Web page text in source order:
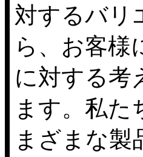
対するバリ
ら、お客様
に対する考
ます。私た
まざまな